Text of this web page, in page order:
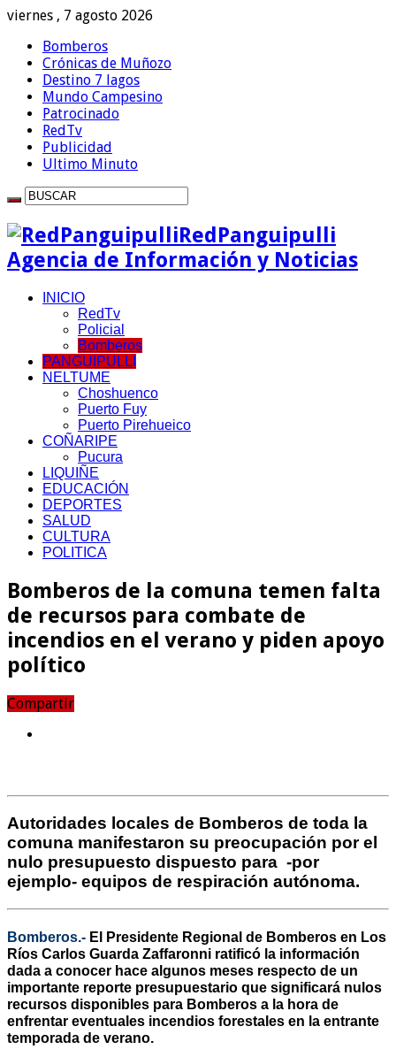
viernes , 7 agosto 2026
Bomberos
Crónicas de Muñozo
Destino 7 lagos
Mundo Campesino
Patrocinado
RedTv
Publicidad
Ultimo Minuto
RedPanguipulli
Agencia de Información y Noticias
INICIO
RedTv
Policial
Bomberos
PANGUIPULLI
NELTUME
Choshuenco
Puerto Fuy
Puerto Pirehueico
COÑARIPE
Pucura
LIQUIÑE
EDUCACIÓN
DEPORTES
SALUD
CULTURA
POLITICA
Bomberos de la comuna temen falta
de recursos para combate de
incendios en el verano y piden apoyo
político
Compartir
Autoridades locales de Bomberos de toda la
comuna manifestaron su preocupación por el
nulo presupuesto dispuesto para -por
ejemplo- equipos de respiración autónoma.
Bomberos.- El Presidente Regional de Bomberos en Los
Ríos Carlos Guarda Zaffaronni ratificó la información
dada a conocer hace algunos meses respecto de un
importante reporte presupuestario que significará nulos
recursos disponibles para Bomberos a la hora de
enfrentar eventuales incendios forestales en la entrante
temporada de verano.